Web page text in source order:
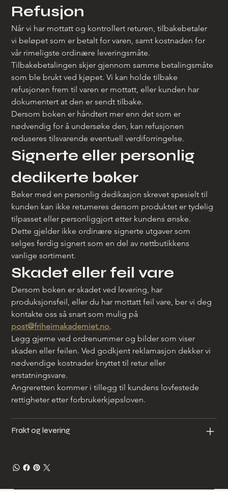
Refusjon
Når vi har mottatt og kontrollert returen, tilbakebetaler
vi beløpet som er betalt for varen, samt kostnaden for
vår rimeligste ordinære leveringsmåte.
Tilbakebetalingen skjer gjennom samme betalingsmåte
som ble brukt ved kjøpet. Vi kan holde tilbake
refusjonen frem til varen er mottatt, eller kunden har
dokumentert at den er sendt tilbake.
Dersom boken er håndtert mer enn det som er
nødvendig for å undersøke den, kan refusjonen
reduseres tilsvarende eventuell verdiforringelse.
Signerte eller personlig
dedikerte bøker
Bøker med en personlig dedikasjon skrevet spesielt til
kunden kan ikke returneres dersom produktet er tydelig
tilpasset eller personliggjort etter kundens ønske.
Dette gjelder ikke ordinære signerte utgaver som
selges ferdig signert som en del av nettbutikkens
vanlige sortiment.
Skadet eller feil vare
Dersom boken er skadet ved levering, har
produksjonsfeil, eller du har mottatt feil vare, ber vi deg
kontakte oss så snart som mulig på
post@friheimakademiet.no.
Legg gjerne ved ordrenummer og bilder som viser
skaden eller feilen. Ved godkjent reklamasjon dekker vi
nødvendige kostnader knyttet til retur eller
erstatningsvare.
Angreretten kommer i tillegg til kundens lovfestede
rettigheter etter forbrukerkjøpsloven.
Frakt og levering